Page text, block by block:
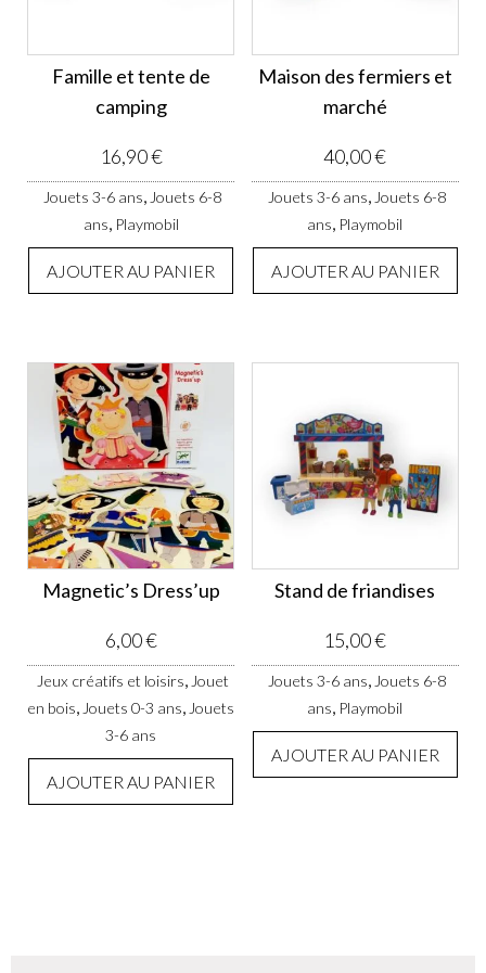
Famille et tente de
camping
16,90€
Jouets 3-6 ans,Jouets 6-8
ans, Playmobil
AJOUTER AU PANIER
Maison des fermiers et
marché
40,00€
Jouets 3-6 ans,Jouets 6-8
ans, Playmobil
AJOUTER AU PANIER
Magnetic’s Dress’up
6,00€
Jeux créatifs et loisirs, Jouet
en bois, Jouets 0-3 ans, Jouets
3-6 ans
AJOUTER AU PANIER
Stand de friandises
15,00€
Jouets 3-6 ans, Jouets 6-8
ans, Playmobil
AJOUTER AU PANIER